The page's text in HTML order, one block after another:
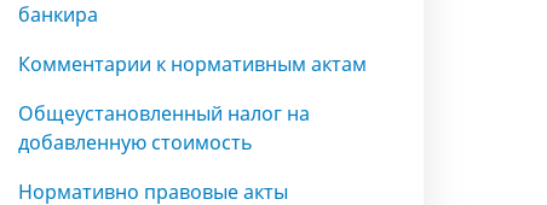
банкира
Комментарии к нормативным актам
Общеустановленный налог на
добавленную стоимость
Нормативно правовые акты